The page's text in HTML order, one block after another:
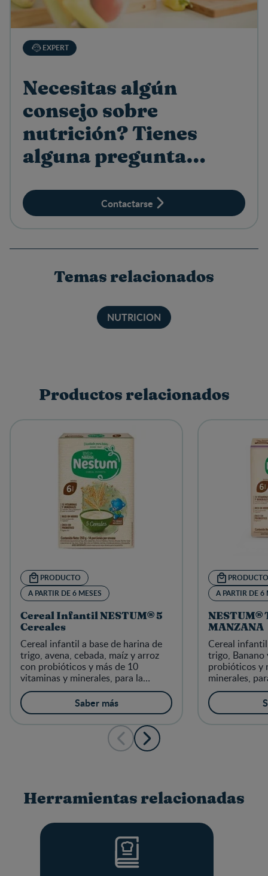
EXPERT
Necesitas algún
consejo sobre
nutrición? Tienes
alguna pregunta
Contactarse
Temas relacionados
NUTRICION
Productos relacionados
PRODUCTO
A PARTIR DE 6 MESES
Cereal Infantil NESTUM® 5
Cereales
Cereal infantil a base de harina de
trigo, avena, cebada, maíz y arroz
con probióticos y más de 10
vitaminas y minerales, para la
alimentación complementaria de los
niños a partir de 6 meses
Saber más
PRODUCTO
A PARTIR DE 6
NESTUM®
MANZANA
Cereal
trigo, Banano
probióticos y
minerales,
partir de 6
Herramientas relacionadas